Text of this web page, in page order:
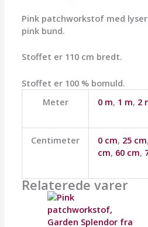
Pink patchworkstof med
pink bund.
Stoffet er 110 cm bredt.
Stoffet er 100 % bomuld.
Meter
0 m, 1 m, 2
Centimeter 0 cm, 25 cm,
cm, 60 cm,
Relaterede varer